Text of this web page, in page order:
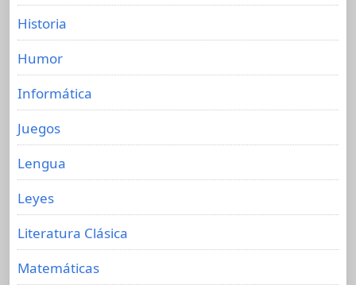
Historia
Humor
Informática
Juegos
Lengua
Leyes
Literatura Clásica
Matemáticas